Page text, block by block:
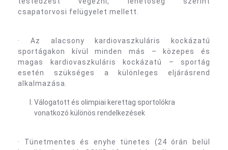
csapatorvosi felügyelet mellett.
· Az alacsony kardiovaszkuláris kockázatú
sportágakon kívül minden más – közepes és
magas kardiovaszkuláris kockázatú – sportág
esetén szükséges a különleges eljárásrend
alkalmazása.
Válogatott és olimpiai kerettag sportolókra
vonatkozó különös rendelkezések
· Tünetmentes és enyhe tünetes (24 órán belül